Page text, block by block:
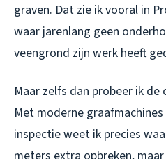
graven. Dat zie ik vooral in
waar jarenlang geen
veengrond zijn werk heeft
Maar zelfs dan probeer ik
Met moderne
inspectie weet ik precies